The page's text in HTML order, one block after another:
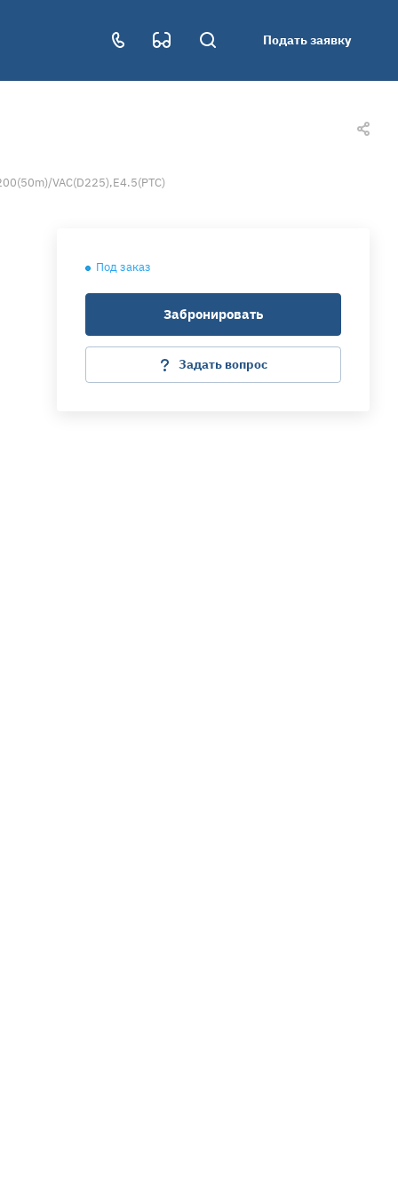
Подать заявку
VAC(D225),E4.5(PTC)
Под заказ
Забронировать
Задать вопрос